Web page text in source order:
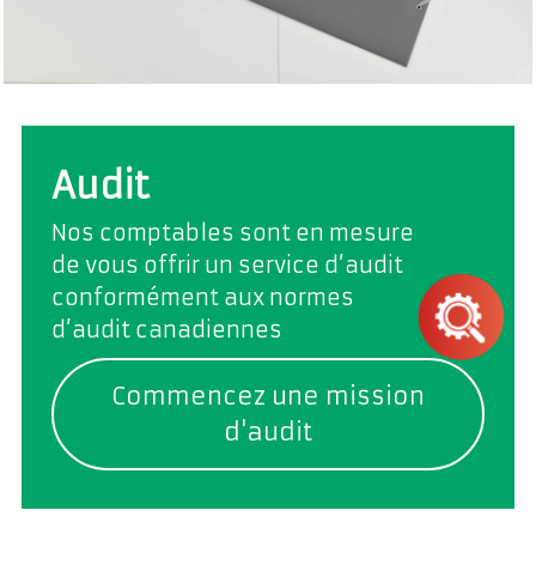
Audit
Nos comptables sont en mesure
de vous offrir un service d’audit
conformément aux normes
d’audit canadiennes
Commencez une mission
d'audit